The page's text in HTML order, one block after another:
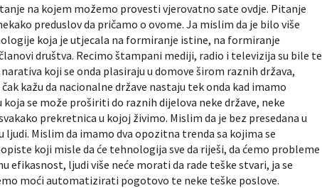
na kojem možemo provesti vjerovatno sate ovdje. Pitanje
preduslov da pričamo o ovome. Ja mislim da je bilo više
koja je utjecala na formiranje istine, na formiranje
društva. Recimo štampani mediji, radio i televizija su bile te
koji se onda plasiraju u domove širom raznih država,
kažu da nacionalne države nastaju tek onda kad imamo
se može proširiti do raznih dijelova neke države, neke
prekretnica u kojoj živimo. Mislim da je bez presedana u
Mislim da imamo dva opozitna trenda sa kojima se
koji misle da će tehnologija sve da riješi, da ćemo probleme
ljudi više neće morati da rade teške stvari, ja se
moći automatizirati pogotovo te neke teške poslove.